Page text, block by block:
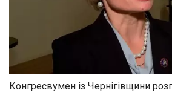
Конгресвумен із Чернігівщини